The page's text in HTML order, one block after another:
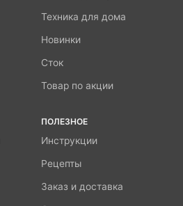
Техника для дома
Новинки
Сток
Товар по акции
ПОЛЕЗНОЕ
Инструкции
Рецепты
Заказ и доставка